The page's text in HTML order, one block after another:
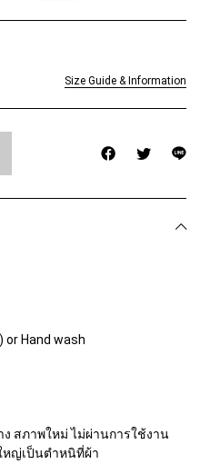
Size Guide & Information
or Hand wash
สภาพใหม่ ไม่ผ่านการใช้งาน
หญ่เป็นตำหนิที่ผ้า